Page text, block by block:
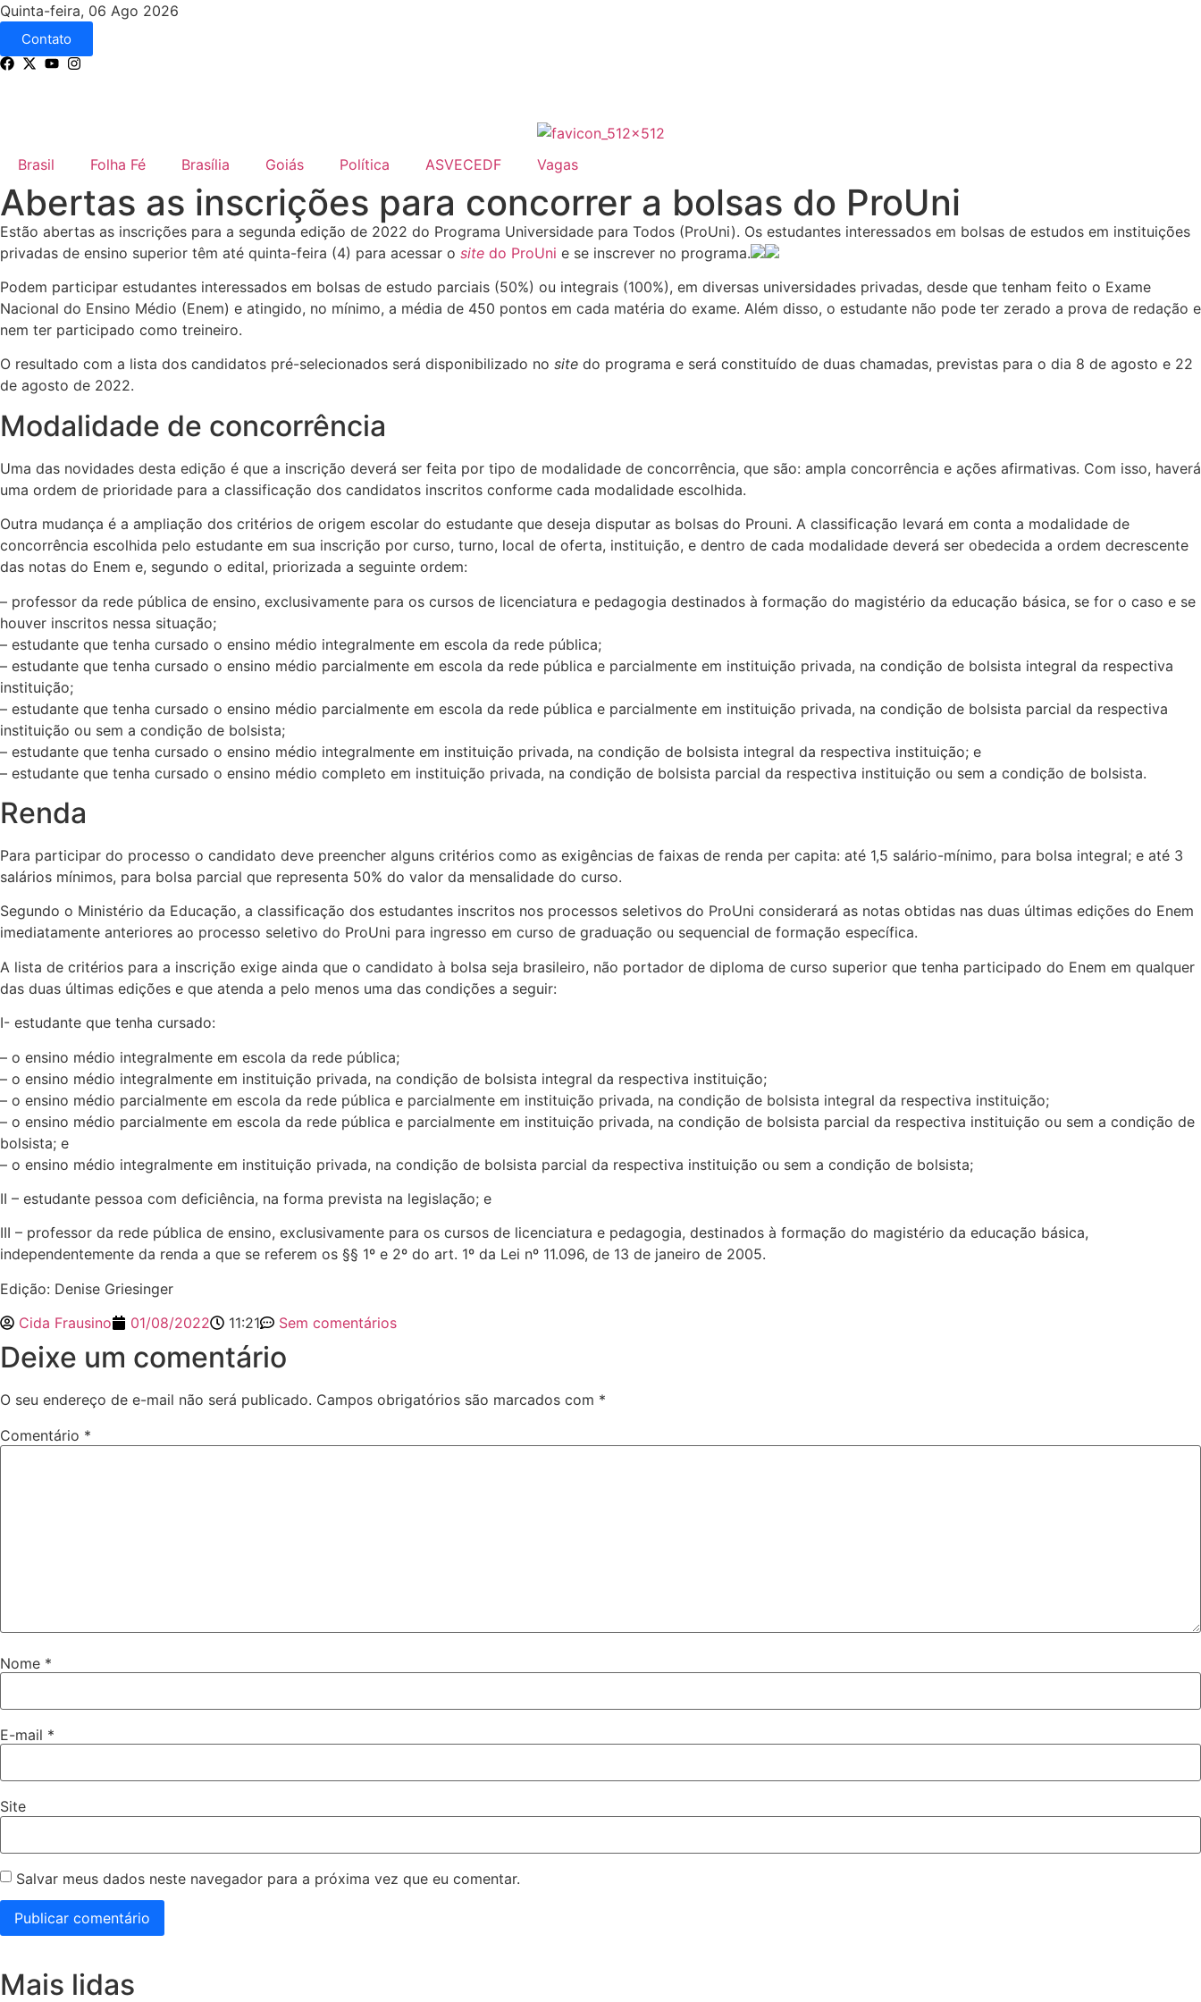
Quinta-feira, 06 Ago 2026
Contato
Brasil Folha Fé Brasília Goiás Política ASVECEDF Vagas
Abertas as inscrições para concorrer a bolsas do ProUni
Estão abertas as inscrições para a segunda edição de 2022 do Programa Universidade para Todos (ProUni). Os estudantes interessados em bolsas de estudos em instituições
privadas de ensino superior têm até quinta-feira (4) para acessar o site do ProUni e se inscrever no programa.
Podem participar estudantes interessados em bolsas de estudo parciais (50%) ou integrais (100%), em diversas universidades privadas, desde que tenham feito o Exame
Nacional do Ensino Médio (Enem) e atingido, no mínimo, a média de 450 pontos em cada matéria do exame. Além disso, o estudante não pode ter zerado a prova de redação e
nem ter participado como treineiro.
O resultado com a lista dos candidatos pré-selecionados será disponibilizado no site do programa e será constituído de duas chamadas, previstas para o dia 8 de agosto e 22
de agosto de 2022.
Modalidade de concorrência
Uma das novidades desta edição é que a inscrição deverá ser feita por tipo de modalidade de concorrência, que são: ampla concorrência e ações afirmativas. Com isso, haverá
uma ordem de prioridade para a classificação dos candidatos inscritos conforme cada modalidade escolhida.
Outra mudança é a ampliação dos critérios de origem escolar do estudante que deseja disputar as bolsas do Prouni. A classificação levará em conta a modalidade de
concorrência escolhida pelo estudante em sua inscrição por curso, turno, local de oferta, instituição, e dentro de cada modalidade deverá ser obedecida a ordem decrescente
das notas do Enem e, segundo o edital, priorizada a seguinte ordem:
– professor da rede pública de ensino, exclusivamente para os cursos de licenciatura e pedagogia destinados à formação do magistério da educação básica, se for o caso e se
houver inscritos nessa situação;
– estudante que tenha cursado o ensino médio integralmente em escola da rede pública;
– estudante que tenha cursado o ensino médio parcialmente em escola da rede pública e parcialmente em instituição privada, na condição de bolsista integral da respectiva
instituição;
– estudante que tenha cursado o ensino médio parcialmente em escola da rede pública e parcialmente em instituição privada, na condição de bolsista parcial da respectiva
instituição ou sem a condição de bolsista;
– estudante que tenha cursado o ensino médio integralmente em instituição privada, na condição de bolsista integral da respectiva instituição; e
– estudante que tenha cursado o ensino médio completo em instituição privada, na condição de bolsista parcial da respectiva instituição ou sem a condição de bolsista.
Renda
Para participar do processo o candidato deve preencher alguns critérios como as exigências de faixas de renda per capita: até 1,5 salário-mínimo, para bolsa integral; e até 3
salários mínimos, para bolsa parcial que representa 50% do valor da mensalidade do curso.
Segundo o Ministério da Educação, a classificação dos estudantes inscritos nos processos seletivos do ProUni considerará as notas obtidas nas duas últimas edições do Enem
imediatamente anteriores ao processo seletivo do ProUni para ingresso em curso de graduação ou sequencial de formação específica.
A lista de critérios para a inscrição exige ainda que o candidato à bolsa seja brasileiro, não portador de diploma de curso superior que tenha participado do Enem em qualquer
das duas últimas edições e que atenda a pelo menos uma das condições a seguir:
I- estudante que tenha cursado:
– o ensino médio integralmente em escola da rede pública;
– o ensino médio integralmente em instituição privada, na condição de bolsista integral da respectiva instituição;
– o ensino médio parcialmente em escola da rede pública e parcialmente em instituição privada, na condição de bolsista integral da respectiva instituição;
– o ensino médio parcialmente em escola da rede pública e parcialmente em instituição privada, na condição de bolsista parcial da respectiva instituição ou sem a condição de
bolsista; e
– o ensino médio integralmente em instituição privada, na condição de bolsista parcial da respectiva instituição ou sem a condição de bolsista;
II – estudante pessoa com deficiência, na forma prevista na legislação; e
III – professor da rede pública de ensino, exclusivamente para os cursos de licenciatura e pedagogia, destinados à formação do magistério da educação básica,
independentemente da renda a que se referem os §§ 1º e 2º do art. 1º da Lei nº 11.096, de 13 de janeiro de 2005.
Edição: Denise Griesinger
Cida Frausino
01/08/2022 11:21 Sem comentários
Deixe um comentário
O seu endereço de e-mail não será publicado. Campos obrigatórios são marcados com *
Comentário *
Nome *
E-mail *
Site
Salvar meus dados neste navegador para a próxima vez que eu comentar.
Mais lidas